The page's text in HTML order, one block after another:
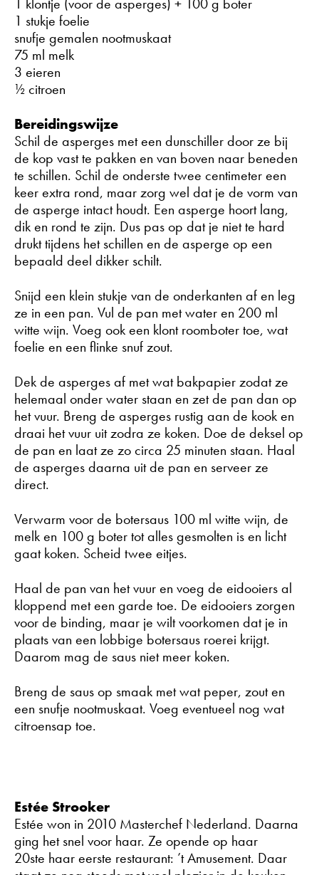
1 stukje foelie
snufje gemalen nootmuskaat
75 ml melk
3 eieren
½ citroen
Bereidingswijze
Schil de asperges met een dunschiller door ze bij
de kop vast te pakken en van boven naar beneden
te schillen. Schil de onderste twee centimeter een
keer extra rond, maar zorg wel dat je de vorm van
de asperge intact houdt. Een asperge hoort lang,
dik en rond te zijn. Dus pas op dat je niet te hard
drukt tijdens het schillen en de asperge op een
bepaald deel dikker schilt.
Snijd een klein stukje van de onderkanten af en leg
ze in een pan. Vul de pan met water en 200 ml
witte wijn. Voeg ook een klont roomboter toe, wat
foelie en een flinke snuf zout.
Dek de asperges af met wat bakpapier zodat ze
helemaal onder water staan en zet de pan dan op
het vuur. Breng de asperges rustig aan de kook en
draai het vuur uit zodra ze koken. Doe de deksel op
de pan en laat ze zo circa 25 minuten staan. Haal
de asperges daarna uit de pan en serveer ze
direct.
Verwarm voor de botersaus 100 ml witte wijn, de
melk en 100 g boter tot alles gesmolten is en licht
gaat koken. Scheid twee eitjes.
Haal de pan van het vuur en voeg de eidooiers al
kloppend met een garde toe. De eidooiers zorgen
voor de binding, maar je wilt voorkomen dat je in
plaats van een lobbige botersaus roerei krijgt.
Daarom mag de saus niet meer koken.
Breng de saus op smaak met wat peper, zout en
een snufje nootmuskaat. Voeg eventueel nog wat
citroensap toe.
Estée Strooker
Estée won in 2010 Masterchef Nederland. Daarna
ging het snel voor haar. Ze opende op haar
20ste haar eerste restaurant: ’t Amusement. Daar